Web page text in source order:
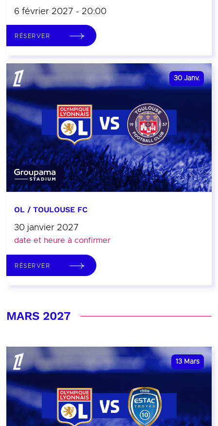
6 février 2027 - 20:00
RÉSERVER
30 Janv.
OL / TOULOUSE FC
30 janvier 2027
date et heure à confirmer
RÉSERVER
MARS 2027
13 Mars